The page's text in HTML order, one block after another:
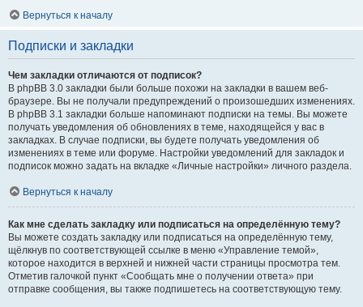
Вернуться к началу
Подписки и закладки
Чем закладки отличаются от подписок?
В phpBB 3.0 закладки были больше похожи на закладки в вашем веб-
браузере. Вы не получали предупреждений о произошедших изменениях.
В phpBB 3.1 закладки больше напоминают подписки на темы. Вы можете
получать уведомления об обновлениях в теме, находящейся у вас в
закладках. В случае подписки, вы будете получать уведомления об
изменениях в теме или форуме. Настройки уведомлений для закладок и
подписок можно задать на вкладке «Личные настройки» личного раздела.
Вернуться к началу
Как мне сделать закладку или подписаться на определённую тему?
Вы можете создать закладку или подписаться на определённую тему,
щёлкнув по соответствующей ссылке в меню «Управление темой»,
которое находится в верхней и нижней части страницы просмотра тем.
Отметив галочкой пункт «Сообщать мне о получении ответа» при
отправке сообщения, вы также подпишетесь на соответствующую тему.